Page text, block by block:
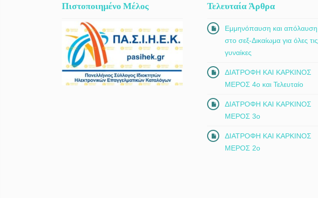
Πιστοποιημένο Μέλος Τελευταία Άρθρα
Εμμηνόπαυση και απόλαυση
στο σεξ-Δικαίωμα για όλες τις
γυναίκες
ΔΙΑΤΡΟΦΗ ΚΑΙ ΚΑΡΚΙΝΟΣ
ΜΕΡΟΣ 4ο και Τελευταίο
ΔΙΑΤΡΟΦΗ ΚΑΙ ΚΑΡΚΙΝΟΣ
ΜΕΡΟΣ 3ο
ΔΙΑΤΡΟΦΗ ΚΑΙ ΚΑΡΚΙΝΟΣ
ΜΕΡΟΣ 2ο